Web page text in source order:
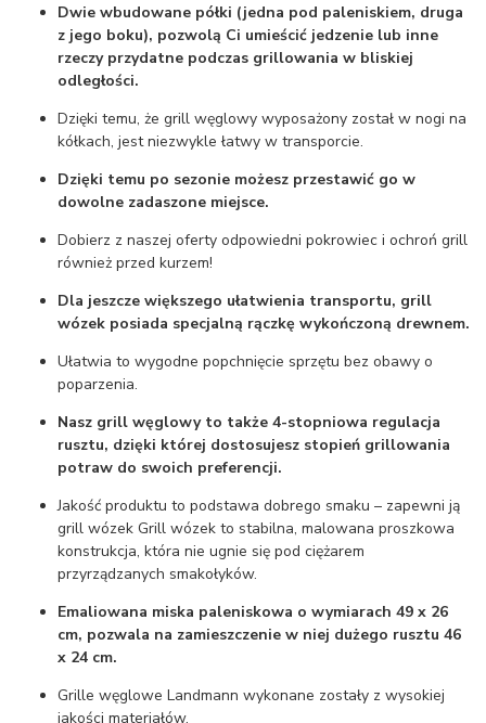
Dwie wbudowane półki (jedna pod paleniskiem, druga
z jego boku), pozwolą Ci umieścić jedzenie lub inne
rzeczy przydatne podczas grillowania w bliskiej
odległości.
Dzięki temu, że grill węglowy wyposażony został w nogi na
kółkach, jest niezwykle łatwy w transporcie.
Dzięki temu po sezonie możesz przestawić go w
dowolne zadaszone miejsce.
Dobierz z naszej oferty odpowiedni pokrowiec i ochroń grill
również przed kurzem!
Dla jeszcze większego ułatwienia transportu, grill
wózek posiada specjalną rączkę wykończoną drewnem.
Ułatwia to wygodne popchnięcie sprzętu bez obawy o
poparzenia.
Nasz grill węglowy to także 4-stopniowa regulacja
rusztu, dzięki której dostosujesz stopień grillowania
potraw do swoich preferencji.
Jakość produktu to podstawa dobrego smaku – zapewni ją
grill wózek Grill wózek to stabilna, malowana proszkowa
konstrukcja, która nie ugnie się pod ciężarem
przyrządzanych smakołyków.
Emaliowana miska paleniskowa o wymiarach 49 x 26
cm, pozwala na zamieszczenie w niej dużego rusztu 46
x 24 cm.
Grille węglowe Landmann wykonane zostały z wysokiej
jakości materiałów.